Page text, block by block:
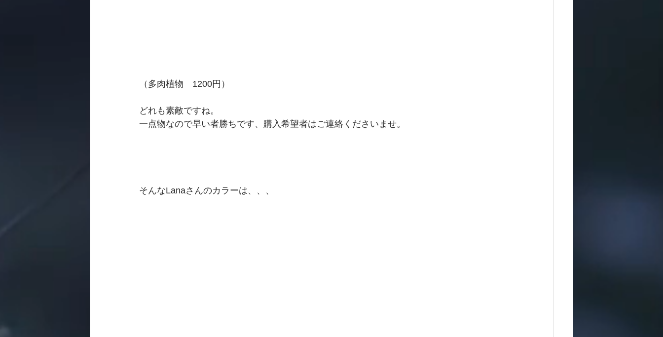
（多肉植物　1200円）
どれも素敵ですね。
一点物なので早い者勝ちです、購入希望者はご連絡くださいませ。
そんなLanaさんのカラーは、、、